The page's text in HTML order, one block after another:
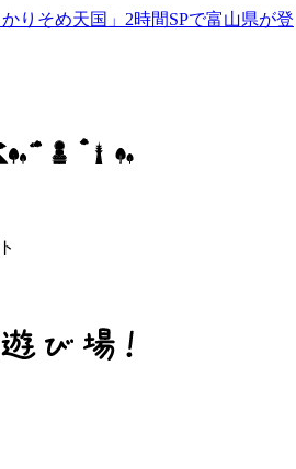
りそめ天国」2時間SPで富山県が登